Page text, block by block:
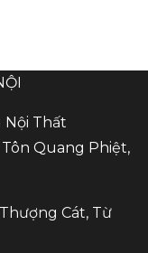
Nội Thất
Quang Phiệt,
Cát, Từ